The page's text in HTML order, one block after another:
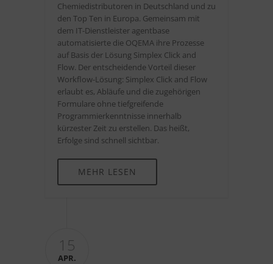
Chemiedistributoren in Deutschland und zu
den Top Ten in Europa. Gemeinsam mit
dem IT-Dienstleister agentbase
automatisierte die OQEMA ihre Prozesse
auf Basis der Lösung Simplex Click and
Flow. Der entscheidende Vorteil dieser
Workflow-Lösung: Simplex Click and Flow
erlaubt es, Abläufe und die zugehörigen
Formulare ohne tiefgreifende
Programmierkenntnisse innerhalb
kürzester Zeit zu erstellen. Das heißt,
Erfolge sind schnell sichtbar.
MEHR LESEN
15
APR.